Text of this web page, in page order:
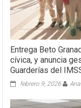
Entrega Beto
cívica, y anuncia
Guarderías del
febrero 9, 2026